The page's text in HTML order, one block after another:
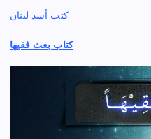
كتب أسد لبنان
كتاب بعث فقيها